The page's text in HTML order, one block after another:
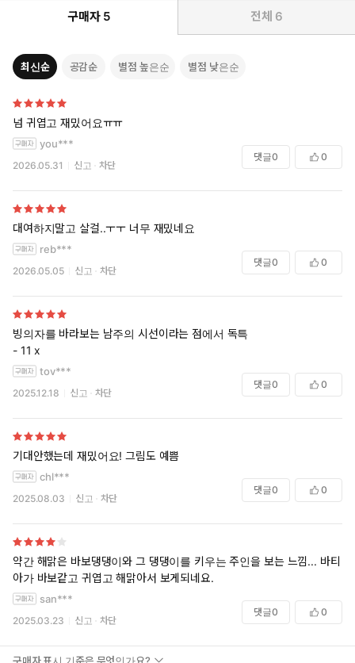
구매자 5 전체 6
최신순 공감순 별점 높은순 별점 낮은순
넘 귀엽고 재밌어요ㅠㅠ
you***
2026.05.31 신고 차단
댓글0 0
대여하지말고 살걸..ㅜㅜ 너무 재밌네요
reb***
2026.05.05 신고 차단
댓글0 0
빙의자를 바라보는 남주의 시선이라는 점에서 독특
- 11 x
tov***
2025.12.18 신고 차단
댓글0 0
기대안했는데 재밌어요! 그림도 예쁨
chl***
2025.08.03 신고 차단
댓글0 0
약간 해맑은 바보댕댕이와 그 댕댕이를 키우는 주인을 보는 느낌... 바티
아가 바보같고 귀엽고 해맑아서 보게되네요.
san***
2025.03.23 신고 차단
댓글0 0